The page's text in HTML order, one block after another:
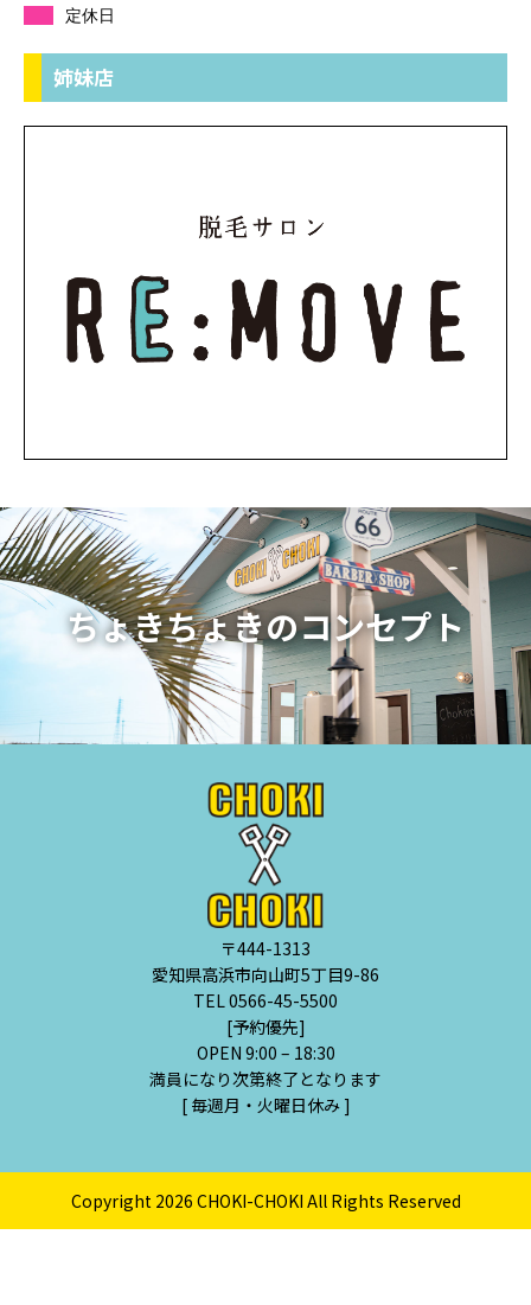
定休日
姉妹店
ちょきちょきのコンセプト
〒444-1313
愛知県高浜市向山町5丁目9-86
TEL 0566-45-5500
[予約優先]
OPEN 9:00 – 18:30
満員になり次第終了となります
[ 毎週月・火曜日休み ]
Copyright 2026 CHOKI-CHOKI All Rights Reserved